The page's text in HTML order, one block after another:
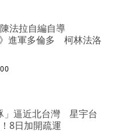
法拉自編自導
進軍多倫多 柯林法洛
」逼近北台灣 星宇台
8日加開疏運